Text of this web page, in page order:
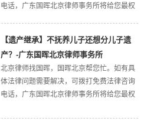
电话，广东国晖北京律师事务所将给您最权
小编带大家了解一下：员工因不服调岗离
职，用...
【遗产继承】不抚养儿子还想分儿子遗
产？-广东国晖北京律师事务所
北京律师找国晖，国晖北京帮您忙。如有具
体法律问题需要解决，可拨打免费法律咨询
电话，广东国晖北京律师事务所将给您最权
律师事务所官方网站。今天，国晖北京律所